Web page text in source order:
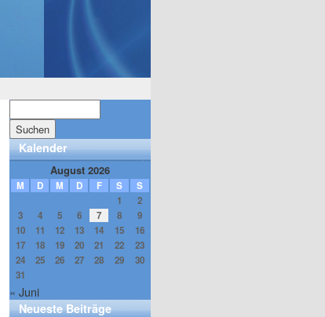
Kalender
August 2026
M D M D F S
S
1
2
3
4 5 6 7 8
9
10
11 12 13 14 15
16
17
18 19 20 21 22
23
24
25 26 27 28 29
30
31
« Juni
Neueste Beiträge